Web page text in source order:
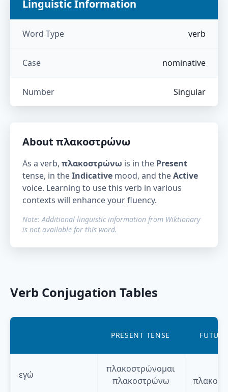
Linguistic Information
Word Type verb
Case nominative
Number Singular
About πλακοστρώνω
As a verb, πλακοστρώνω is in the Present
tense, in theIndicative mood, and theActive
voice. Learning to use this verb in various
contexts will enhance your fluency.
Note: Additional linguistic information from Wiktionary
is not available for this word.
Verb Conjugation Tables
PRESENT TENSE
εγώ
πλακοστρώνομαι
πλακοστρώνω